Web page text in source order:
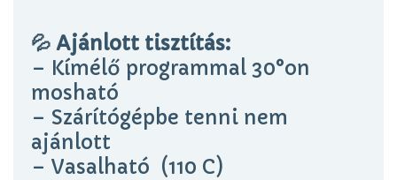
💦 Ajánlott tisztítás:
– Kímélő programmal 30°on
mosható
– Szárítógépbe tenni nem
ajánlott
– Vasalható (110 C)